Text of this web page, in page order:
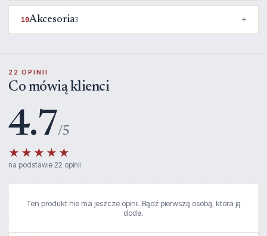
10Akcesoria3
22 OPINII
Co mówią klienci
4.7/5
★★★★★
na podstawie 22 opinii
Ten produkt nie ma jeszcze opinii. Bądź pierwszą osobą, która ją
doda.